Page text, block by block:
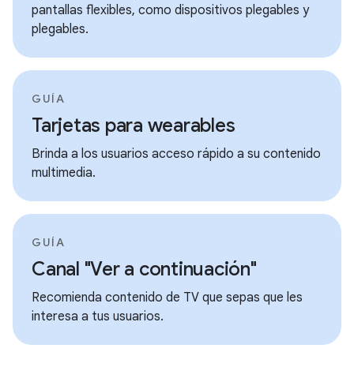
pantallas flexibles, como dispositivos plegables y
plegables.
GUÍA
Tarjetas para wearables
Brinda a los usuarios acceso rápido a su contenido
multimedia.
GUÍA
Canal "Ver a continuación"
Recomienda contenido de TV que sepas que les
interesa a tus usuarios.